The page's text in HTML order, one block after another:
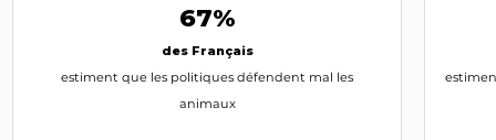
67%
des Français
estiment que les politiques défendent mal les
animaux